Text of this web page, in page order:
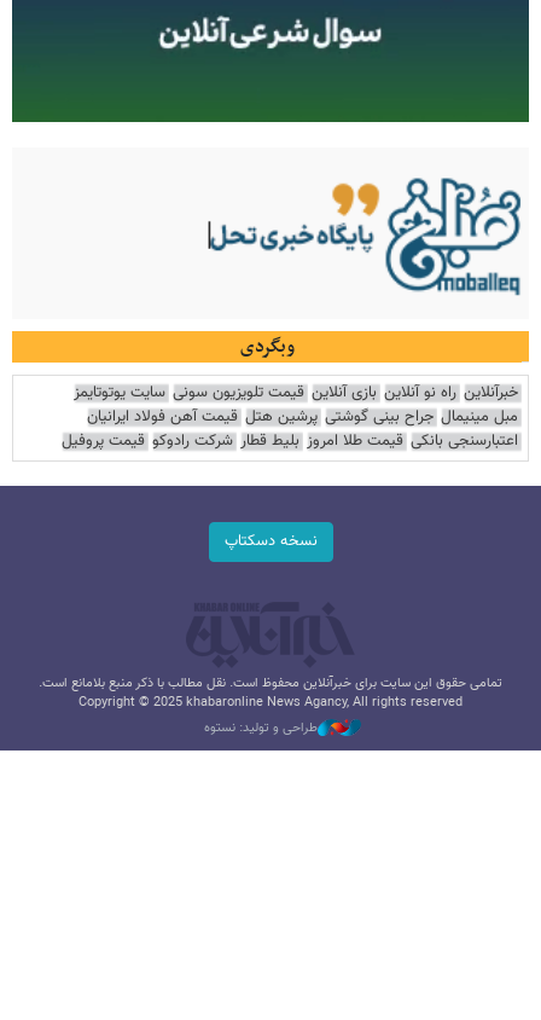
وبگردی
خبرآنلاین راه نو آنلاین بازی آنلاین قیمت تلویزیون سونی سایت یوتوتایمز
مبل مینیمال جراح بینی گوشتی پرشین هتل قیمت آهن فولاد ایرانیان
اعتبارسنجی بانکی قیمت طلا امروز بلیط قطار شرکت رادوکو قیمت پروفیل
نسخه دسکتاپ
تمامی حقوق این سایت برای خبرآنلاین محفوظ است. نقل مطالب با ذکر منبع بلامانع است.
Copyright © 2025 khabaronline News Agancy, All rights reserved
طراحی و تولید: نستوه